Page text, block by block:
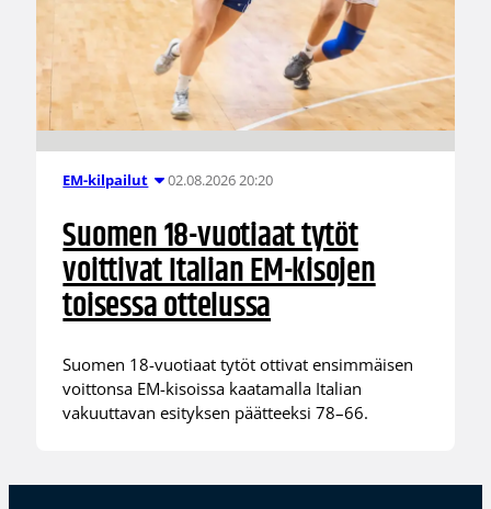
EM-kilpailut 02.08.2026 20:20
Suomen 18-vuotiaat tytöt
voittivat Italian EM-kisojen
toisessa ottelussa
Suomen 18-vuotiaat tytöt ottivat ensimmäisen
voittonsa EM-kisoissa kaatamalla Italian
vakuuttavan esityksen päätteeksi 78–66.